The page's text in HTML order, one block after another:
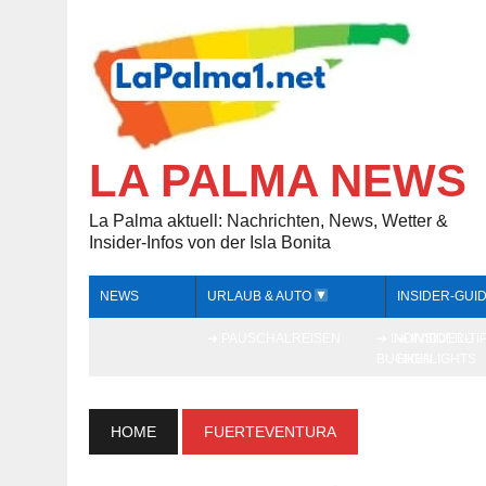
LA PALMA NEWS
La Palma aktuell: Nachrichten, News, Wetter &
Insider-Infos von der Isla Bonita
NEWS URLAUB & AUTO INSIDER-
HOME FUERTEVENTURA